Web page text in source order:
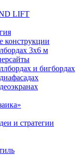
LIFT
конструкции
3х6 м
и бигбордах
и стратегии